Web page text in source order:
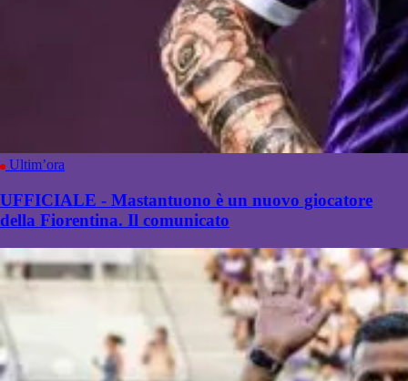
Ultim’ora
UFFICIALE - Mastantuono è un nuovo giocatore
della Fiorentina. Il comunicato